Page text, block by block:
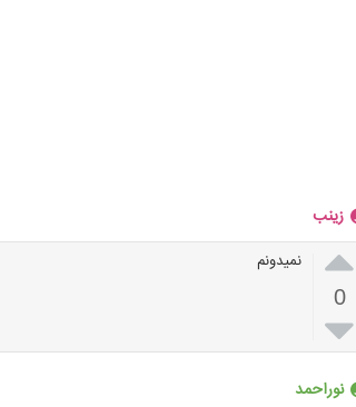
زینب

0

نمیدونم
نوراحمد